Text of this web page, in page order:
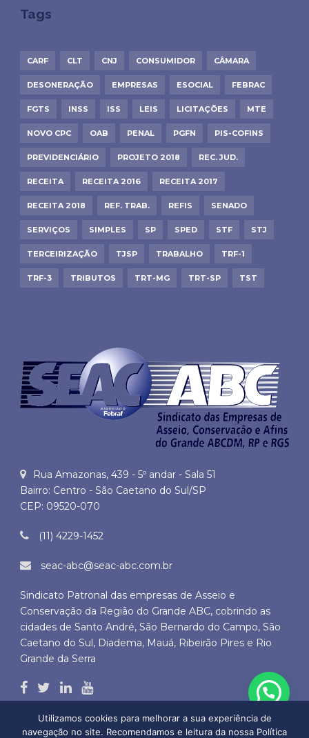
Tags
CARF CLT CNJ CONSUMIDOR CÂMARA
DESONERAÇÃO EMPRESAS ESOCIAL FEBRAC
FGTS INSS ISS LEIS LICITAÇÕES MTE
NOVO CPC OAB PENAL PGFN PIS-COFINS
PREVIDENCIÁRIO PROJETO 2018 REC. JUD.
RECEITA RECEITA 2016 RECEITA 2017
RECEITA 2018 REF. TRAB. REFIS SENADO
SERVIÇOS SIMPLES SP SPED STF STJ
TERCEIRIZAÇÃO TJSP TRABALHO TRF-1
TRF-3 TRIBUTOS TRT-MG TRT-SP TST
Rua Amazonas, 439 - 5º andar - Sala 51
Bairro: Centro - São Caetano do Sul/SP
CEP: 09520-070
(11) 4229-1452
seac-abc@seac-abc.com.br
Sindicato Patronal das empresas de Asseio e
Conservação da Região do Grande ABC, cobrindo as
cidades de Santo André, São Bernardo do Campo, São
Caetano do Sul, Diadema, Mauá, Ribeirão Pires e Rio
Grande da Serra
Utilizamos cookies para melhorar a sua experiência de
navegação no site. Recomendamos e leitura da nossa Política